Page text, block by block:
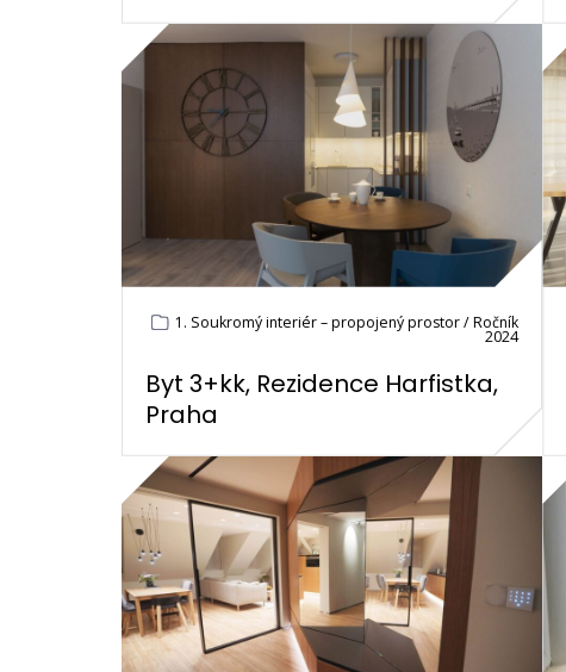
1. Soukromý interiér – propojený prostor / Ročník
2024
Byt 3+kk, Rezidence Harfistka,
Praha